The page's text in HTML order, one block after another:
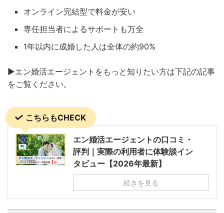
オンライン完結型で料金が安い
専任担当者によるサポートも万全
1年以内に成婚した人は全体の約90%
▶︎エン婚活エージェントをもっと知りたい方は下記の記事
をご覧ください。
こちらもCHECK
エン婚活エージェントの口コミ・
評判｜実際の利用者に体験談イン
タビュー【2026年最新】
続きを見る